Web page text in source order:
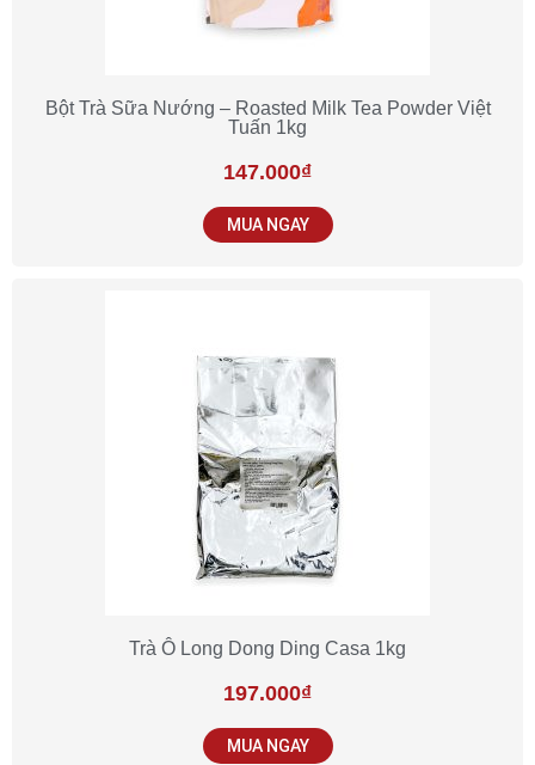
Bột Trà Sữa Nướng – Roasted Milk Tea Powder Việt
Tuấn 1kg
147.000₫
MUA NGAY
Trà Ô Long Dong Ding Casa 1kg
197.000₫
MUA NGAY